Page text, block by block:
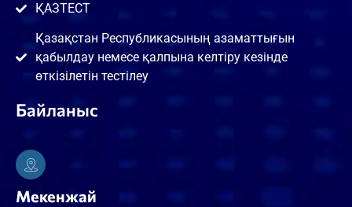
ҚАЗТЕСТ
Қазақстан Республикасының азаматтығын
қабылдау немесе қалпына келтіру кезінде
өткізілетін тестілеу
Байланыс
Мекенжай